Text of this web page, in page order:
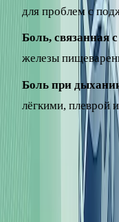
для проблем с
Боль, связанная
железы
Боль при
лёгкими, плеврой
Связь боли с
дискомфорт
это повод
принципах щадящего